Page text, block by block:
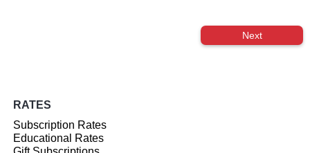
Next
RATES
Subscription Rates
Educational Rates